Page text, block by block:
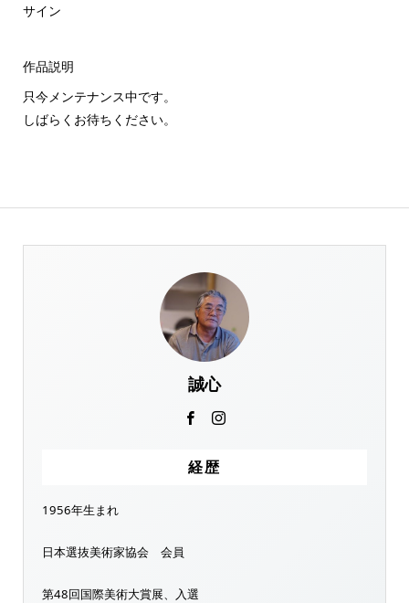
サイン
作品説明
只今メンテナンス中です。
しばらくお待ちください。
誠心
経歴
1956年生まれ
日本選抜美術家協会 会員
第48回国際美術大賞展、入選